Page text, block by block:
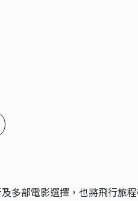
多部電影選擇，也將飛行旅